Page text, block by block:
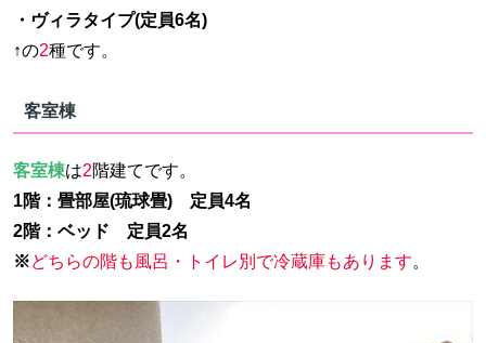
・ヴィラタイプ(定員6名)
↑の2種です。
客室棟
客室棟は2階建てです。
1階：畳部屋(琉球畳) 定員4名
2階：ベッド 定員2名
※どちらの階も風呂・トイレ別で冷蔵庫もあります。